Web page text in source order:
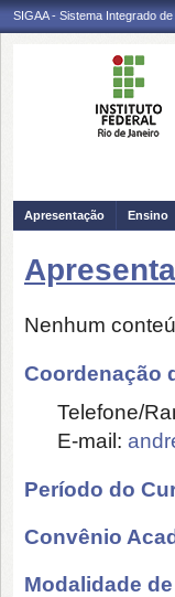
SIGAA - Sistema Integrado
Apresentação Ensino
Nenhum
Coordenação
Telefone/
E-mail:
Período do
Convênio
Modalidade